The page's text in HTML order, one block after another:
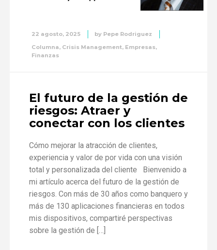
22 agosto, 2025 by Pepe Rodriguez
Columna, Crisis Management, Empresas,
Finanzas
El futuro de la gestión de
riesgos: Atraer y
conectar con los clientes
Cómo mejorar la atracción de clientes,
experiencia y valor de por vida con una visión
total y personalizada del cliente Bienvenido a
mi artículo acerca del futuro de la gestión de
riesgos. Con más de 30 años como banquero y
más de 130 aplicaciones financieras en todos
mis dispositivos, compartiré perspectivas
sobre la gestión de […]